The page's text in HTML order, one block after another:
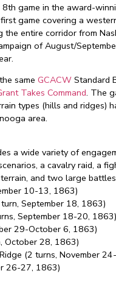
8th game in the award-
game covering a
the entire corridor from
of August/
same GCACW Standard
Takes Command. The
types (hills and ridges)
area.
a wide variety of
a cavalry raid, a
and two large
10-13, 1863)
September 18, 1863)
September 18-20, 1863)
29-October 6, 1863)
October 28, 1863)
(2 turns, November
26-27, 1863)